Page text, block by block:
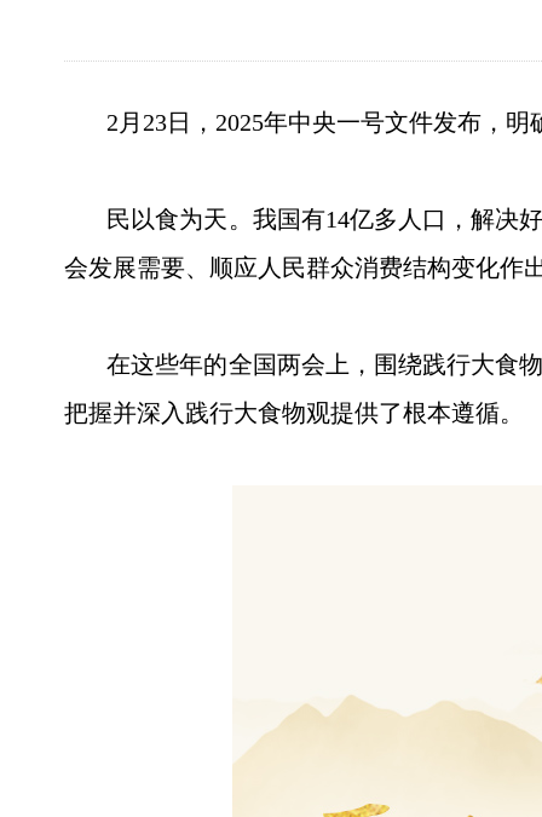
2月23日，2025年中央一号文件发布，明
民以食为天。我国有14亿多人口，解决好
会发展需要、顺应人民群众消费结构变化作
在这些年的全国两会上，围绕践行大食物
把握并深入践行大食物观提供了根本遵循。